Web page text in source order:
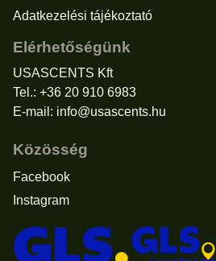
Adatkezelési tájékoztató
Elérhetőségünk
USASCENTS Kft
Tel.: +36 20 910 6983
E-mail: info@usascents.hu
Közösség
Facebook
Instagram